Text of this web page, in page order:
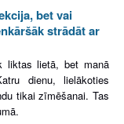
bet vai
strādāt ar
liktas lietā, bet manā
dienu, lielākoties
tikai zīmēšanai. Tas